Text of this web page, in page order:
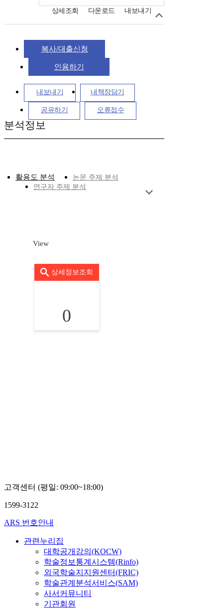
상세조회 다운로드 내보내기
복사/대출신청
인용하기
내보내기 내책장담기
공유하기 오류접수
분석정보
활용도 분석
논문 주제 분석
연구자 주제 분석
View
상세정보조회
0
고객센터 (평일: 09:00~18:00)
1599-3122
ARS 번호안내
관련누리집
대학공개강의(KOCW)
학술정보통계시스템(Rinfo)
외국학술지지원센터(FRIC)
학술관계분석서비스(SAM)
사서커뮤니티
기관회원